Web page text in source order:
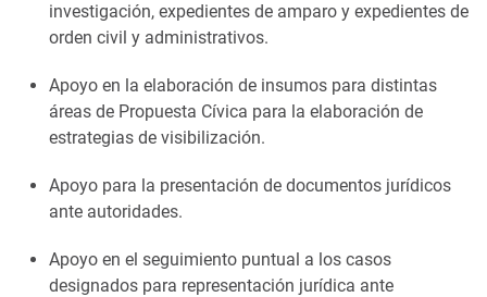
investigación, expedientes de amparo y expedientes de
orden civil y administrativos.
Apoyo en la elaboración de insumos para distintas
áreas de Propuesta Cívica para la elaboración de
estrategias de visibilización.
Apoyo para la presentación de documentos jurídicos
ante autoridades.
Apoyo en el seguimiento puntual a los casos
designados para representación jurídica ante